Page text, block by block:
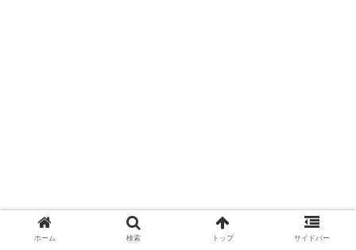
ホーム 検索 トップ サイドバー